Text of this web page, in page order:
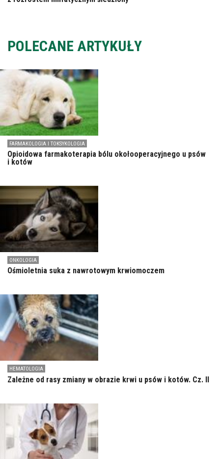
POLECANE ARTYKUŁY
FARMAKOLOGIA I TOKSYKOLOGIA
Opioidowa farmakoterapia bólu okołooperacyjnego u psów
i kotów
ONKOLOGIA
Ośmioletnia suka z nawrotowym krwiomoczem
HEMATOLOGIA
Zależne od rasy zmiany w obrazie krwi u psów i kotów. Cz. II